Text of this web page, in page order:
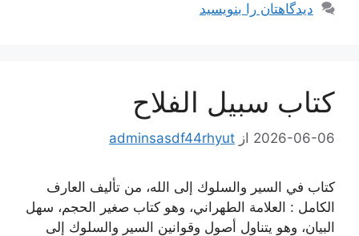
دیدگاهتان را بنویسید
كتاب سبيل الفلاح
2026-06-06 از adminsasdf44rhyut
كتاب في السير والسلوك إلى الله، من تأليف العارف
الكامل : العلامة الطهراني، وهو كتاب صغير الحجم، سهل
البيان، وهو يتناول أصول وقوانين السير والسلوك إلى